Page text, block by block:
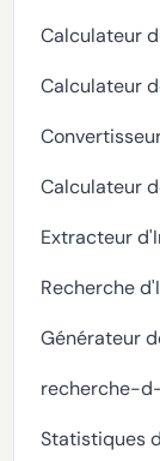
Calculateur
Calculateur
Calculateur
Extracteur
Recherche
Générateur
recherche-
Statistiques